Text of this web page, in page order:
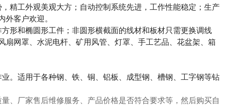
精工外观美观大方；自动控制系统先进，工作性能稳定；生产
外客户欢迎。
形和椭圆形工件；非圆形横截面的线材和板材只需更换调线
网罩、水泥电杆、矿用风管、灯罩、手工艺品、花盆架、箱
。适用于各种钢、铁、铜、铝板、成型钢、槽钢、工字钢等钻
、厂家售后维修服务、产品价格是否符合要求等，然后购买自